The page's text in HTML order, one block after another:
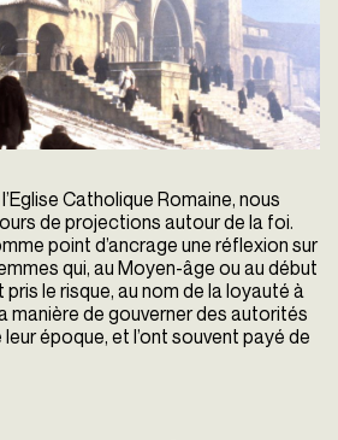
Eglise Catholique Romaine, nous
de projections autour de la foi.
point d’ancrage une réflexion sur
qui, au Moyen-âge ou au début
le risque, au nom de la loyauté à
manière de gouverner des autorités
époque, et l’ont souvent payé de